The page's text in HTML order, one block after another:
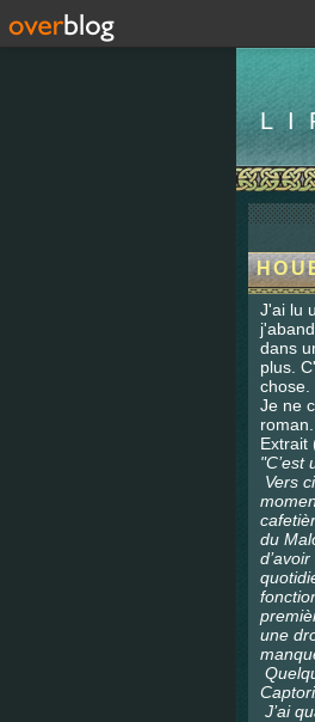
J'ai lu
dans
plus.
chose.
Je ne
Extrait
"C’est
Vers
du
une
J’ai